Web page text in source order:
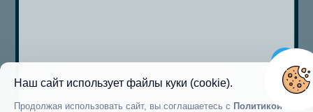
Наш сайт использует файлы куки (cookie).
Продолжая использовать сайт, вы соглашаетесь с Политикой